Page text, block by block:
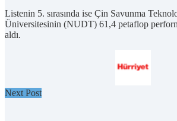
Listenin 5. sırasında ise Çin Savunma
Üniversitesinin (NUDT) 61,4 petaflop
aldı.
Next Post